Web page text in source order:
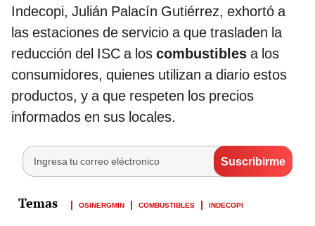
Indecopi, Julián Palacín Gutiérrez, exhortó a
las estaciones de servicio a que trasladen la
reducción del ISC a los combustibles a los
consumidores, quienes utilizan a diario estos
productos, y a que respeten los precios
informados en sus locales.
OSINERGMIN COMBUSTIBLES INDECOPI